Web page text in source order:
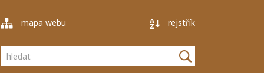
mapa webu rejstřík
Vyhledávání